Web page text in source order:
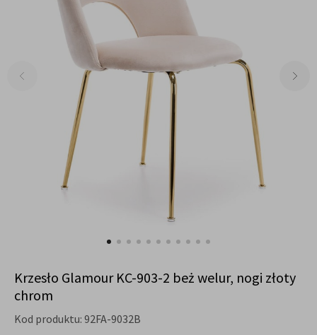
Krzesło Glamour KC-903-2 beż welur, nogi złoty
chrom
Kod produktu: 92FA-9032B